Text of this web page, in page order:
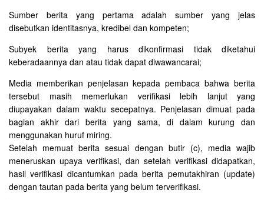
Sumber berita yang pertama adalah sumber yang jelas
disebutkan identitasnya, kredibel dan kompeten;
Subyek berita yang harus dikonfirmasi tidak diketahui
keberadaannya dan atau tidak dapat diwawancarai;
Media memberikan penjelasan kepada pembaca bahwa berita
tersebut masih memerlukan verifikasi lebih lanjut yang
diupayakan dalam waktu secepatnya. Penjelasan dimuat pada
bagian akhir dari berita yang sama, di dalam kurung dan
menggunakan huruf miring.
Setelah memuat berita sesuai dengan butir (c), media wajib
meneruskan upaya verifikasi, dan setelah verifikasi didapatkan,
hasil verifikasi dicantumkan pada berita pemutakhiran (update)
dengan tautan pada berita yang belum terverifikasi.